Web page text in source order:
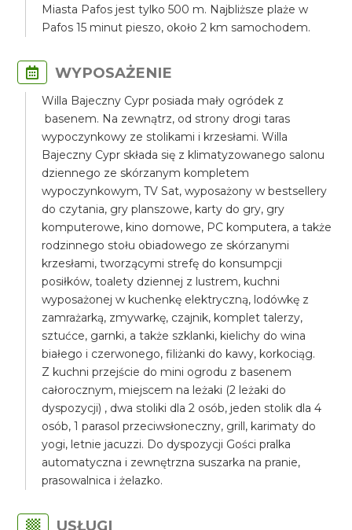
Miasta Pafos jest tylko 500 m. Najbliższe plaże w
Pafos 15 minut pieszo, około 2 km samochodem.
WYPOSAŻENIE
Willa Bajeczny Cypr posiada mały ogródek z
basenem. Na zewnątrz, od strony drogi taras
wypoczynkowy ze stolikami i krzesłami. Willa
Bajeczny Cypr składa się z klimatyzowanego salonu
dziennego ze skórzanym kompletem
wypoczynkowym, TV Sat, wyposażony w bestsellery
do czytania, gry planszowe, karty do gry, gry
komputerowe, kino domowe, PC komputera, a także
rodzinnego stołu obiadowego ze skórzanymi
krzesłami, tworzącymi strefę do konsumpcji
posiłków, toalety dziennej z lustrem, kuchni
wyposażonej w kuchenkę elektryczną, lodówkę z
zamrażarką, zmywarkę, czajnik, komplet talerzy,
sztućce, garnki, a także szklanki, kielichy do wina
białego i czerwonego, filiżanki do kawy, korkociąg.
Z kuchni przejście do mini ogrodu z basenem
całorocznym, miejscem na leżaki (2 leżaki do
dyspozycji) , dwa stoliki dla 2 osób, jeden stolik dla 4
osób, 1 parasol przeciwsłoneczny, grill, karimaty do
yogi, letnie jacuzzi. Do dyspozycji Gości pralka
automatyczna i zewnętrzna suszarka na pranie,
prasowalnica i żelazko.
USŁUGI